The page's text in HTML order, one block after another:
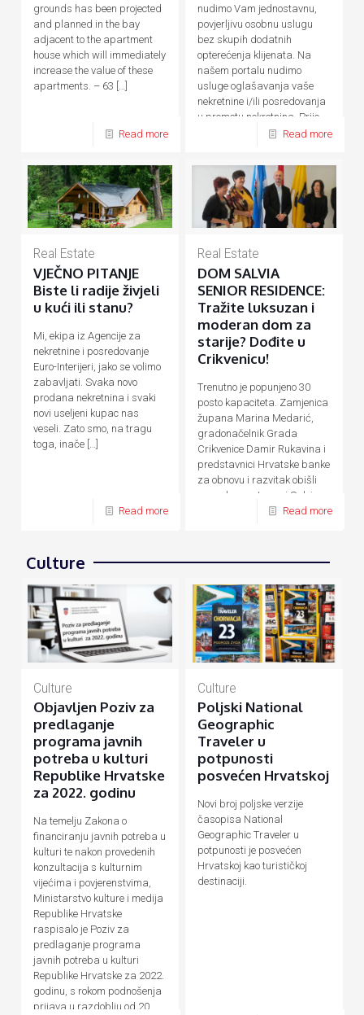
grounds has been projected
and planned in the bay
adjacent to the apartment
house which will immediately
increase the value of these
apartments. – 63 […]
Read more
nudimo Vam jednostavnu,
povjerljivu osobnu uslugu
bez skupih dodatnih
opterećenja klijenata. Na
našem portalu nudimo
usluge oglašavanja vaše
nekretnine i/ili posredovanja
u prometu nekretnina. Prije,
Read more
Real Estate
VJEČNO PITANJE
Biste li radije živjeli
u kući ili stanu?
Mi, ekipa iz Agencije za
nekretnine i posredovanje
Euro-Interijeri, jako se volimo
zabavljati. Svaka novo
prodana nekretnina i svaki
novi useljeni kupac nas
veseli. Zato smo, na tragu
toga, inače […]
Read more
Real Estate
DOM SALVIA
SENIOR RESIDENCE:
Tražite luksuzan i
moderan dom za
starije? Dođite u
Crikvenicu!
Trenutno je popunjeno 30
posto kapaciteta. Zamjenica
župana Marina Medarić,
gradonačelnik Grada
Crikvenice Damir Rukavina i
predstavnici Hrvatske banke
za obnovu i razvitak obišli
su nedavno otvoreni Salvia
Senior Residence, […]
Read more
Culture
Culture
Objavljen Poziv za
predlaganje
programa javnih
potreba u kulturi
Republike Hrvatske
za 2022. godinu
Na temelju Zakona o
financiranju javnih potreba u
kulturi te nakon provedenih
konzultacija s kulturnim
vijećima i povjerenstvima,
Ministarstvo kulture i medija
Republike Hrvatske
raspisalo je Poziv za
predlaganje programa
javnih potreba u kulturi
Republike Hrvatske za 2022.
godinu, s rokom podnošenja
prijava u razdoblju od 20.
Culture
Poljski National
Geographic
Traveler u
potpunosti
posvećen Hrvatskoj
Novi broj poljske verzije
časopisa National
Geographic Traveler u
potpunosti je posvećen
Hrvatskoj kao turističkoj
destinaciji.